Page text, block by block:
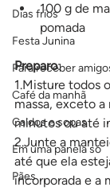
Dias frios
Festa Junina
Para receber
Café da manhã
Caldos e sopas
Em uma panela só
Pães
100 g de
pomada
Preparo:
1.Misture todos
massa, exceto a
minutos ou até
2.Junte a
até que ela
incorporada e a